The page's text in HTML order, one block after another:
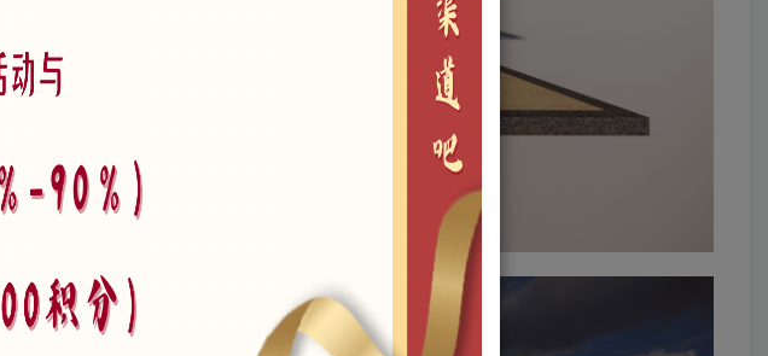
新中式门头门面_火锅店门头SU模型 新中式餐厅门头门面_音乐餐厅门头_外立面SU模型ID_0102050004